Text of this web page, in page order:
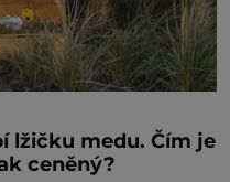
lžičku medu. Čím je
ceněný?